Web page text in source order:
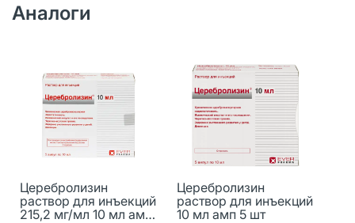
Аналоги
Церебролизин
раствор для инъекций
215,2 мг/мл 10 мл амп
Церебролизин
раствор для инъекций
10 мл амп 5 шт